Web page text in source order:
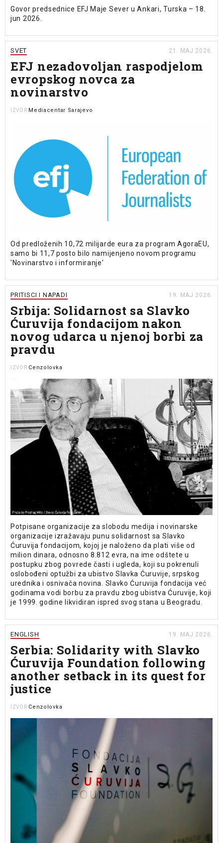
Govor predsednice EFJ Maje Sever u Ankari, Turska – 18.
jun 2026.
SVET 21. MAJ 2026.
EFJ nezadovoljan raspodjelom
evropskog novca za
novinarstvo
IZVOR Mediacentar Sarajevo
Od predloženih 10,72 milijarde eura za program AgoraEU,
samo bi 11,7 posto bilo namijenjeno novom programu
'Novinarstvo i informiranje'
PRITISCI I NAPADI 19. MAJ 2026.
Srbija: Solidarnost sa Slavko
Ćuruvija fondacijom nakon
novog udarca u njenoj borbi za
pravdu
IZVOR Cenzolovka
Potpisane organizacije za slobodu medija i novinarske
organizacije izražavaju punu solidarnost sa Slavko
Ćuruvija fondacijom, kojoj je naloženo da plati više od
milion dinara, odnosno 8.812 evra, na ime odštete u
postupku zbog povrede časti i ugleda, koji su pokrenuli
oslobođeni optužbi za ubistvo Slavka Ćuruvije, srpskog
urednika i osnivača novina. Slavko Ćuruvija fondacija već
godinama vodi borbu za pravdu zbog ubistva Ćuruvije, koji
je 1999. godine likvidiran ispred svog stana u Beogradu.
ENGLISH 19. MAJ 2026.
Serbia: Solidarity with Slavko
Ćuruvija Foundation following
another setback in its quest for
justice
IZVOR Cenzolovka